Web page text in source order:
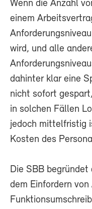
Wenn die Anzahl
einem
wird, und alle
dahinter klar eine
nicht sofort
in solchen Fällen
jedoch mittelfristig
Kosten des
Die SBB
dem Einfordern